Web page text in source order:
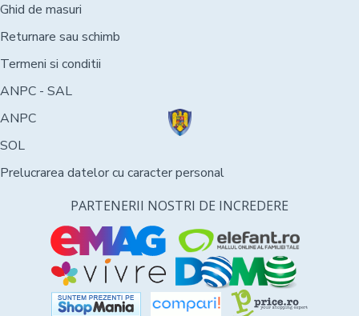
Ghid de masuri
Returnare sau schimb
Termeni si conditii
ANPC - SAL
ANPC
SOL
Prelucrarea datelor cu caracter personal
PARTENERII NOSTRI DE INCREDERE